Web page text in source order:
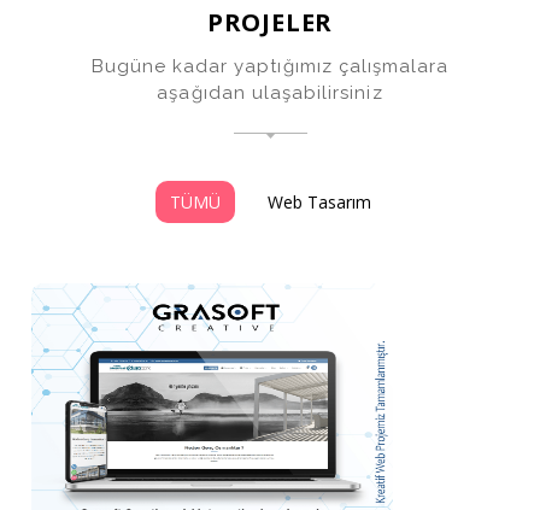
PROJELER
Bugüne kadar yaptığımız çalışmalara
aşağıdan ulaşabilirsiniz
TÜMÜ Web Tasarım